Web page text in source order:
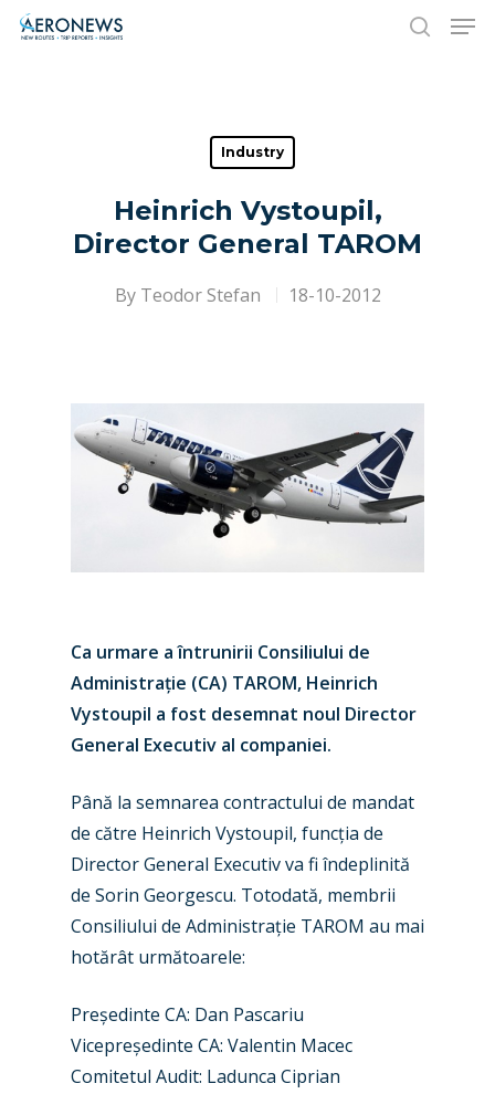
Hit enter to search or ESC to close
Industry
Heinrich Vystoupil,
Director General TAROM
By Teodor Stefan 18-10-2012
Ca urmare a întrunirii Consiliului de
Administrație (CA) TAROM, Heinrich
Vystoupil a fost desemnat noul Director
General Executiv al companiei.
Până la semnarea contractului de mandat
de către Heinrich Vystoupil, funcția de
Director General Executiv va fi îndeplinită
de Sorin Georgescu. Totodată, membrii
Consiliului de Administrație TAROM au mai
hotărât următoarele:
Președinte CA: Dan Pascariu
Vicepreședinte CA: Valentin Macec
Comitetul Audit: Ladunca Ciprian
Industry
Accidents / Incidents
Airshows